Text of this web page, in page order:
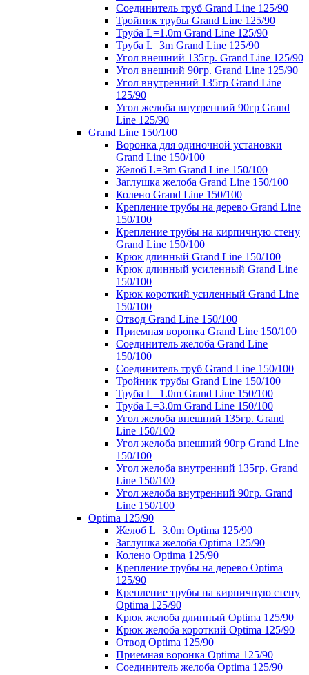
Соединитель труб Grand Line 125/90
Тройник трубы Grand Line 125/90
Труба L=1.0m Grand Line 125/90
Труба L=3m Grand Line 125/90
Угол внешний 135гр. Grand Line 125/90
Угол внешний 90гр. Grand Line 125/90
Угол внутренний 135гр Grand Line
125/90
Угол желоба внутренний 90гр Grand
Line 125/90
Grand Line 150/100
Воронка для одиночной установки
Grand Line 150/100
Желоб L=3m Grand Line 150/100
Заглушка желоба Grand Line 150/100
Колено Grand Line 150/100
Крепление трубы на дерево Grand Line
150/100
Крепление трубы на кирпичную стену
Grand Line 150/100
Крюк длинный Grand Line 150/100
Крюк длинный усиленный Grand Line
150/100
Крюк короткий усиленный Grand Line
150/100
Отвод Grand Line 150/100
Приемная воронка Grand Line 150/100
Соединитель желоба Grand Line
150/100
Соединитель труб Grand Line 150/100
Тройник трубы Grand Line 150/100
Труба L=1.0m Grand Line 150/100
Труба L=3.0m Grand Line 150/100
Угол желоба внешний 135гр. Grand
Line 150/100
Угол желоба внешний 90гр Grand Line
150/100
Угол желоба внутренний 135гр. Grand
Line 150/100
Угол желоба внутренний 90гр. Grand
Line 150/100
Optima 125/90
Желоб L=3.0m Optima 125/90
Заглушка желоба Optima 125/90
Колено Optima 125/90
Крепление трубы на дерево Optima
125/90
Крепление трубы на кирпичную стену
Optima 125/90
Крюк желоба длинный Optima 125/90
Крюк желоба короткий Optima 125/90
Отвод Optima 125/90
Приемная воронка Optima 125/90
Соединитель желоба Optima 125/90